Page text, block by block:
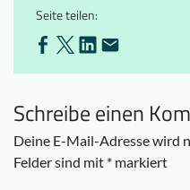
Seite teilen:
Schreibe einen
Deine E-Mail-Adresse wird
Felder sind mit * markiert